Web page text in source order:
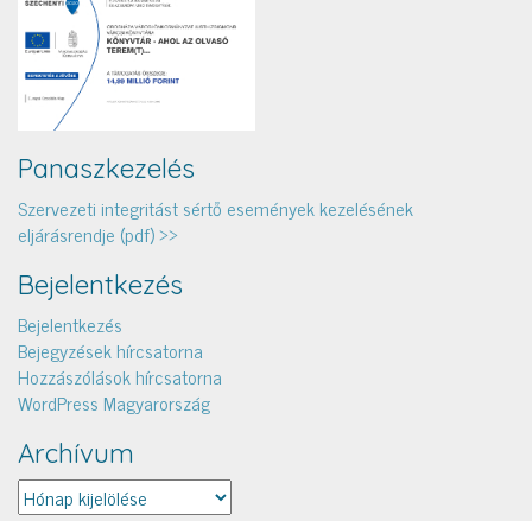
Panaszkezelés
Szervezeti integritást sértő események kezelésének
eljárásrendje (pdf) >>
Bejelentkezés
Bejelentkezés
Bejegyzések hírcsatorna
Hozzászólások hírcsatorna
WordPress Magyarország
Archívum
Archívum